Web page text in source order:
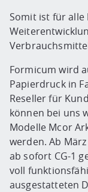
Somit ist für alle
Formicum wird
Papierdruck in
Reseller für
können bei uns
Modelle Mcor
werden. Ab
ab sofort CG-1
voll
ausgestatteten